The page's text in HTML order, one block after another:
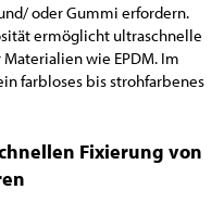
oder Gummi erfordern.
ermöglicht ultraschnelle
wie EPDM. Im
farbloses bis strohfarbenes
Fixierung von